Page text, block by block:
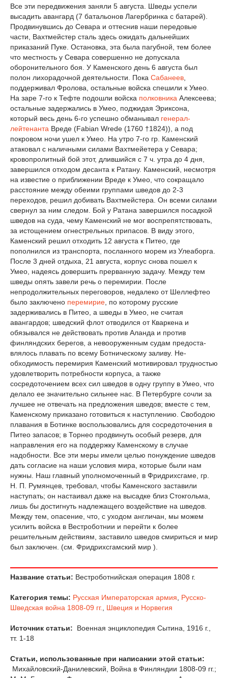
Все эти передвижения заняли 5 августа. Шведы успе­ли
высадить авангард (7 батальонов Лагербринка с батарей).
Продвинувшись до Севара и оттеснив наши передовые
части, Вахтмейстер сталь здесь ожидать дальнейших
приказаний Пуке. Останов­ка, эта была пагубной, тем более
что местность у Севара совершенно не допускала
оборонительного боя. У Каменского день 6 августа был
полон ли­хорадочной деятельности. Пока Сабанеев
поддерживал Фролова, остальные войска спешили к Умео.
На заре 7-го к Тефте подошли войска полковника Алексеева;
остальные задержались в Умео, под­жидая Эриксона,
который весь день 6-го успеш­но обманывал генерал-
лейтенанта Вреде (Fabian Wrede (1760 †1824)), а под
покровом ночи ушел к Умео. На утро 7-го гр. Каменский
атаковал с наличными силами Вахтмейетера у Севара;
кровопролитный бой этот, длившийся с 7 ч. утра до 4 дня,
завершился отходом десанта к Ратану. Каменский, несмотря
на известие о приближении Вреде к Умео, что сокращало
расстояние между обеими группами шведов до 2-3
переходов, решил добивать Вахтмейсте­ра. Он всеми силами
свернул за ним следом. Бой у Ратана завершился посадкой
шве­дов на суда, чему Каменский не мог воспре­пятствовать,
за истощением огнестрельных припасов. В виду этого,
Каменский решил отхо­дить 12 августа к Питео, где
пополнился из транс­порта, посланного морем из Улеаборга.
По­сле 3 дней отдыха, 21 августа, корпус снова пошел к
Умео, надеясь довершить прерванную за­дачу. Между тем
шведы опять завели речь о перемирии. После
непродолжительных переговоров, недалеко от Шеллефтео
было заключено перемирие , по которому русские
задерживались в Пи­тео, а шведы в Умео, не считая
авангардов; шведский флот отводился от Кваркена и
обязывался не действовать против Аланда и против
финляндских берегов, а невооруженным судам предоста­
влялось плавать по всему Ботническому заливу. Не­
обходимость перемирия Каменский мотивировал трудностью
удовлетворить потребности корпуса, а также
сосредоточением всех сил шведов в одну группу в Умео, что
делало ее значительно сильнее нас. В Петербурге сочли за
лучшее не отвечать на предложения шведов; вместе с тем,
Каменскому приказано готовиться к наступлению. Свободою
плавания в Ботинке воспользовались для сосредоточения в
Питео запасов; в Торнео продвинуть особый резерв, для
направления его на поддержку Каменскому в случае
надобности. Все эти меры имели целью понуждение шведов
дать согласие на наши условия мира, которые были нам
нужны. Наш главный уполномоченный в Фридрихсгаме, гр.
Н. П. Румянцев, требовал, чтобы Каменского за­ставили
наступать; он настаивал даже на высадке близ Стокгольма,
лишь бы достигнуть надлежащего воздействие на шведов.
Между тем, опасение, что, с уходом англичан, мы можем
усилить войска в Вестроботнии и перейти к бо­лее
решительным действиям, заставило шведов сми­риться и мир
был заключен. (см. Фридрихсгамский мир ).
Название статьи: Вестроботнийская операция 1808 г.
Категория темы: Русская Императорская армия
Русско-
Шведская война 1808-09 гг.
Швеция и Норвегия
Источник статьи:
Военная энциклопедия Сытина, 1916 г.,
тт. 1-18
Статьи, использованные при написании этой статьи:
Михайловский-Данилевский, Война в Финляндии 1808-09 гг.;